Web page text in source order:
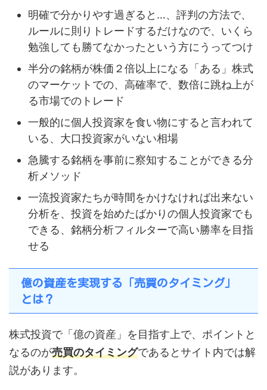
明確で分かりやす過ぎると…、評判の方法で、
ルールに則りトレードするだけなので、いくら
勉強しても勝てなかったという方にうってつけ
半分の銘柄が株価２倍以上になる「ある」株式
のマーケットでの、高確率で、数倍に跳ね上が
る市場でのトレード
一般的に個人投資家を食い物にすると言われて
いる、大口投資家がいない相場
急騰する銘柄を事前に察知することができる分
析メソッド
一流投資家たちが時間をかけなければ出来ない
分析を、投資を始めたばかりの個人投資家でも
できる、銘柄分析フィルターで高い勝率を目指
せる
億の資産を実現する「売買のタイミング」
とは？
株式投資で「億の資産」を目指す上で、ポイントと
なるのが売買のタイミングであるとサイト内では解
説があります。